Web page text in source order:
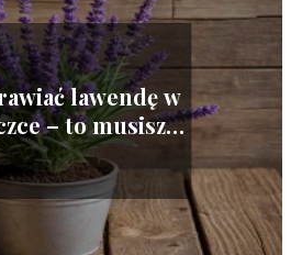
lawendę w
– to musisz
wiedzieć!